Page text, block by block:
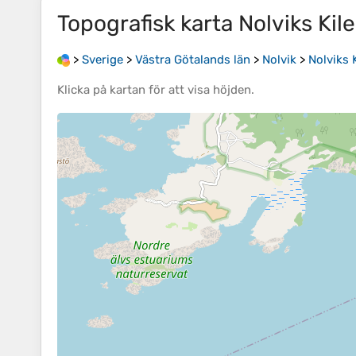
Topografisk karta Nolviks Kile
> Sverige > Västra Götalands län > Nolvik > Nolviks
Klicka på kartan för att visa höjden.